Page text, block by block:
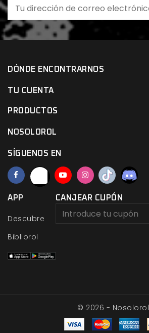
DÓNDE ENCONTRARNOS
TU CUENTA
PRODUCTOS
NOSOLOROL
SÍGUENOS EN
APP
Descubre
Bibliorol
CANJEAR CUPÓN
© 2026 - Nosolorol